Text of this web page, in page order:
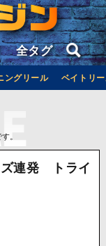
全タグ
ングリール ベイトリ
。
ズ連発 トライ